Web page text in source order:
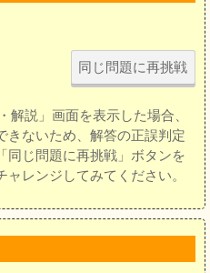
同じ問題に再挑戦
説」画面を表示した場合、
きないため、解答の正誤判定
同じ問題に再挑戦」ボタンを
レンジしてみてください。